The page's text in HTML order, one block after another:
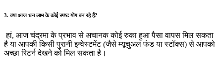
3. क्या आज धन लाभ के कोई स्पष्ट योग बन रहे हैं?
हां, आज चंद्रमा के प्रभाव से अचानक कोई रुका हुआ पैसा वापस मिल सकता
है या आपकी किसी पुरानी इन्वेस्टमेंट (जैसे म्यूचुअल फंड या स्टॉक्स) से आपको
अच्छा रिटर्न देखने को मिल सकता है।